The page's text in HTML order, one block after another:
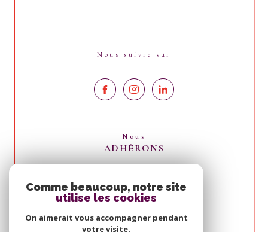
Nous suivre sur
Nous
ADHÉRONS
Comme beaucoup, notre site
utilise les cookies
On aimerait vous accompagner pendant
votre visite.